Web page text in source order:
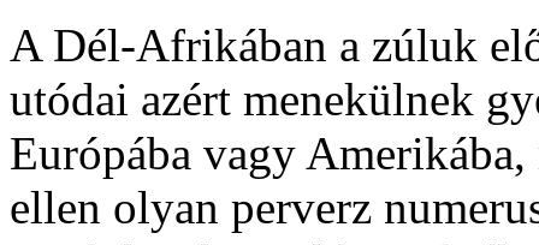
A Dél-Afrikában a zúluk
utódai azért menekülnek
Európába vagy
ellen olyan perverz